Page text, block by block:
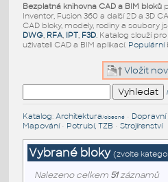
Bezplatná knihovna CAD a BIM bloků
Inventor, Fusion 360 a další 2D a 3D
CAD bloky, modely, rodiny a soubory
DWG, RFA, IPT, F3D. Katalog slouží
uživateli CAD a BIM aplikací. Populární
Vložit
Katalog: Architektura/obecné•
Mapování• Potrubí, TZB • Strojírenství
Vybrané bloky (zvolte
Nalezeno celkem 51záznamů